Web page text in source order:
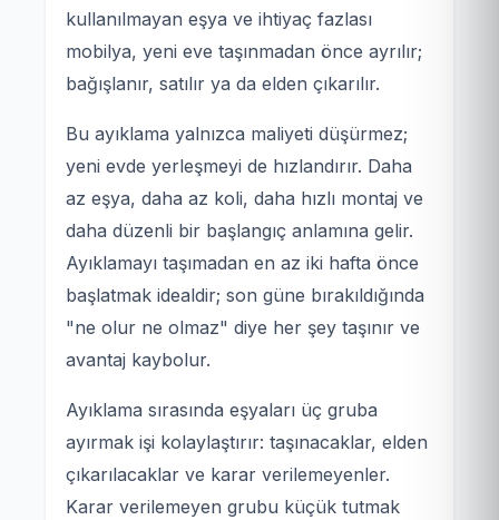
kullanılmayan eşya ve ihtiyaç fazlası
mobilya, yeni eve taşınmadan önce ayrılır;
bağışlanır, satılır ya da elden çıkarılır.
Bu ayıklama yalnızca maliyeti düşürmez;
yeni evde yerleşmeyi de hızlandırır. Daha
az eşya, daha az koli, daha hızlı montaj ve
daha düzenli bir başlangıç anlamına gelir.
Ayıklamayı taşımadan en az iki hafta önce
başlatmak idealdir; son güne bırakıldığında
"ne olur ne olmaz" diye her şey taşınır ve
avantaj kaybolur.
Ayıklama sırasında eşyaları üç gruba
ayırmak işi kolaylaştırır: taşınacaklar, elden
çıkarılacaklar ve karar verilemeyenler.
Karar verilemeyen grubu küçük tutmak